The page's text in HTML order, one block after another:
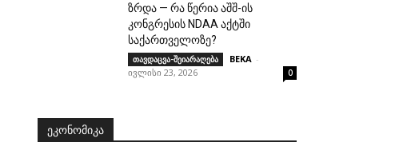
ზრდა — რა წერია აშშ-ის
კონგრესის NDAA აქტში
საქართველოზე?
თავდაცვა-შეიარაღება BEKA -
ივლისი 23, 2026
0
ᲔᲙᲝᲜᲝᲛᲘᲙᲐ